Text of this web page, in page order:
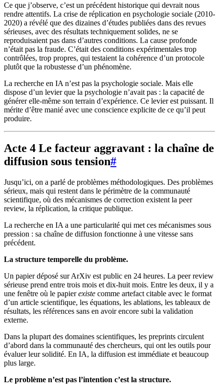
Ce que j’observe, c’est un précédent historique qui devrait nous
rendre attentifs. La crise de réplication en psychologie sociale (2010-
2020) a révélé que des dizaines d’études publiées dans des revues
sérieuses, avec des résultats techniquement solides, ne se
reproduisaient pas dans d’autres conditions. La cause profonde
n’était pas la fraude. C’était des conditions expérimentales trop
contrôlées, trop propres, qui testaient la cohérence d’un protocole
plutôt que la robustesse d’un phénomène.
La recherche en IA n’est pas la psychologie sociale. Mais elle
dispose d’un levier que la psychologie n’avait pas : la capacité de
générer elle-même son terrain d’expérience. Ce levier est puissant. Il
mérite d’être manié avec une conscience explicite de ce qu’il peut
produire.
Acte 4 Le facteur aggravant : la chaîne de
diffusion sous tension#
Jusqu’ici, on a parlé de problèmes méthodologiques. Des problèmes
sérieux, mais qui restent dans le périmètre de la communauté
scientifique, où des mécanismes de correction existent la peer
review, la réplication, la critique publique.
La recherche en IA a une particularité qui met ces mécanismes sous
pression : sa chaîne de diffusion fonctionne à une vitesse sans
précédent.
La structure temporelle du problème.
Un papier déposé sur ArXiv est public en 24 heures. La peer review
sérieuse prend entre trois mois et dix-huit mois. Entre les deux, il y a
une fenêtre où le papierexiste comme artefact citable avec le format
d’un article scientifique, les équations, les ablations, les tableaux de
résultats, les références sans en avoir encore subi la validation
externe.
Dans la plupart des domaines scientifiques, les preprints circulent
d’abord dans la communauté des chercheurs, qui ont les outils pour
évaluer leur solidité. En IA, la diffusion est immédiate et beaucoup
plus large.
Le problème n’est pas l’intention c’est la structure.